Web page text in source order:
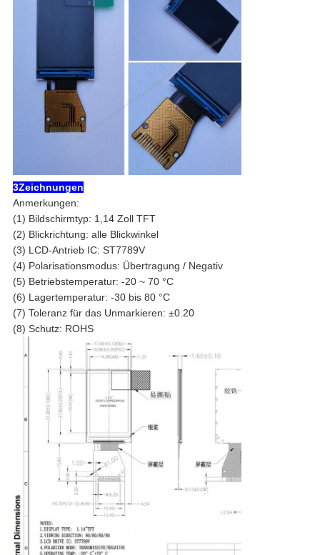
3Zeichnungen
Anmerkungen:
(1) Bildschirmtyp: 1,14 Zoll TFT
(2) Blickrichtung: alle Blickwinkel
(3) LCD-Antrieb IC: ST7789V
(4) Polarisationsmodus: Übertragung / Negativ
(5) Betriebstemperatur: -20 ~ 70 °C
(6) Lagertemperatur: -30 bis 80 °C
(7) Toleranz für das Unmarkieren: ±0.20
(8) Schutz: ROHS